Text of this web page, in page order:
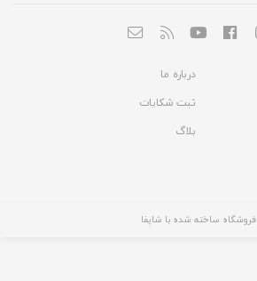
درباره ما
ثبت شکایات
بلاگ
فروشگاه ساخته شده با شاپفا